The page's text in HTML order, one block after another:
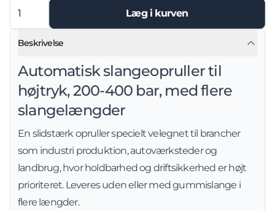
Læg i kurven
Beskrivelse
Automatisk slangeopruller til
højtryk, 200-400 bar, med flere
slangelængder
En slidstærk opruller specielt velegnet til brancher
som industri produktion, autoværksteder og
landbrug, hvor holdbarhed og driftsikkerhed er højt
prioriteret. Leveres uden eller med gummislange i
flere længder.